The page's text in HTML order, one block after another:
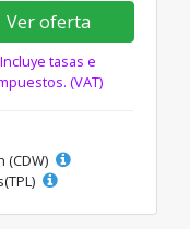
Ver oferta
Incluye tasas e
(VAT)
(CDW)